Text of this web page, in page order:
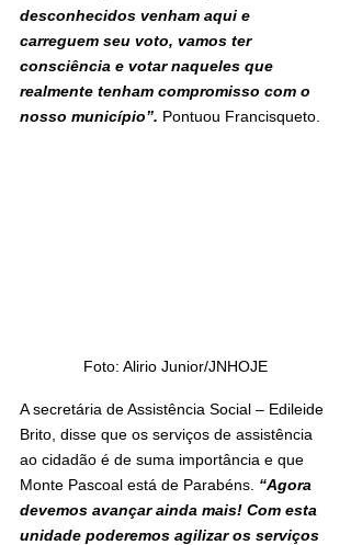
desconhecidos venham aqui e
carreguem seu voto, vamos ter
consciência e votar naqueles que
realmente tenham compromisso com o
nosso município”. Pontuou Francisqueto.
Foto: Alirio Junior/JNHOJE
A secretária de Assistência Social – Edileide
Brito, disse que os serviços de assistência
ao cidadão é de suma importância e que
Monte Pascoal está de Parabéns. “Agora
devemos avançar ainda mais! Com esta
unidade poderemos agilizar os serviços